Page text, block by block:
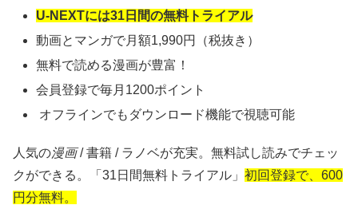
U-NEXTには31日間の無料トライアル
動画とマンガで月額1,990円（税抜き）
無料で読める漫画が豊富！
会員登録で毎月1200ポイント
オフラインでもダウンロード機能で視聴可能
人気の漫画/ 書籍 / ラノベが充実。無料試し読みでチェッ
クができる。「31日間無料トライアル」 初回登録で、600
円分無料。